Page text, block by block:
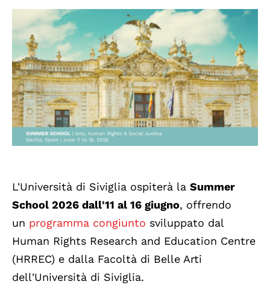
L'Università di Siviglia ospiterà la Summer
School 2026 dall'11 al 16 giugno, offrendo
un programma congiunto sviluppato dal
Human Rights Research and Education Centre
(HRREC) e dalla Facoltà di Belle Arti
dell'Università di Siviglia.